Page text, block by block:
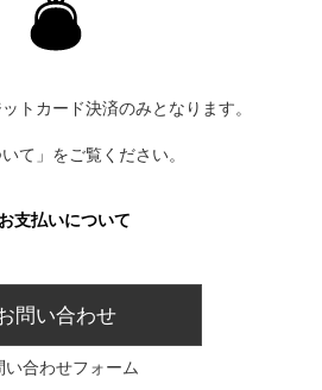
トカード決済のみとなります。
て」をご覧ください。
支払いについて
問い合わせ
い合わせフォーム